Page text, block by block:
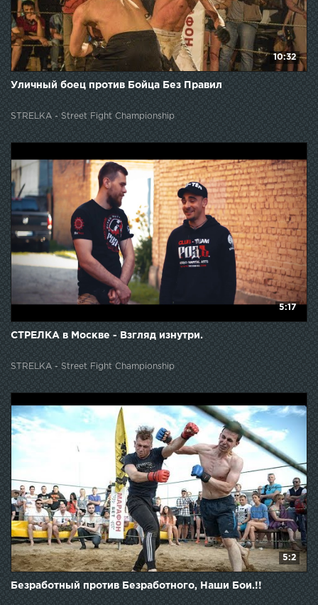
10:32
Уличный боец против Бойца Без Правил
STRELKA - Street Fight Championship
5:17
СТРЕЛКА в Москве - Взгляд изнутри.
STRELKA - Street Fight Championship
5:2
Безработный против Безработного, Наши Бои.!!